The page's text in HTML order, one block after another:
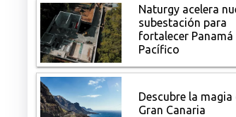
Naturgy acelera
subestación para
fortalecer Panamá
Pacífico
Descubre la magia
Gran Canaria